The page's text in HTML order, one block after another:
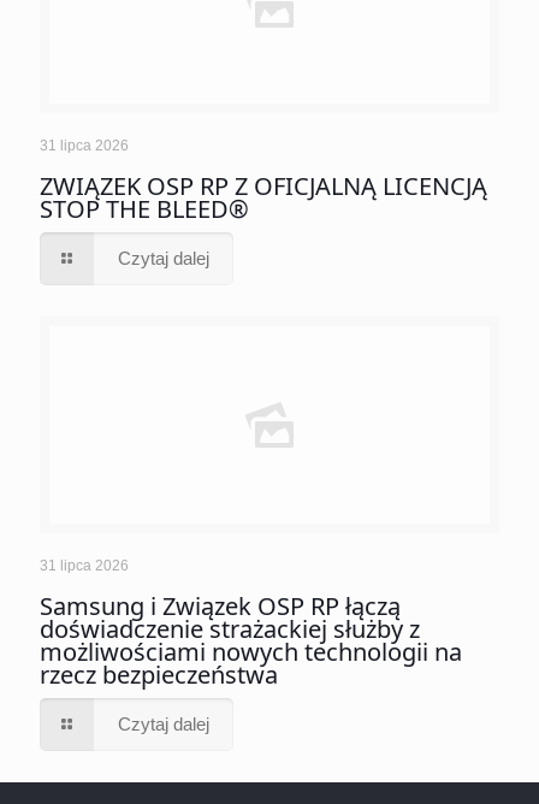
31 lipca 2026
ZWIĄZEK OSP RP Z OFICJALNĄ LICENCJĄ
STOP THE BLEED®
Czytaj dalej
31 lipca 2026
Samsung i Związek OSP RP łączą
doświadczenie strażackiej służby z
możliwościami nowych technologii na
rzecz bezpieczeństwa
Czytaj dalej